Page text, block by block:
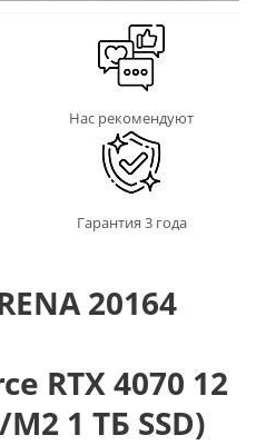
Нас рекомендуют
Гарантия 3 года
20164
RTX 4070 12
1 ТБ SSD)